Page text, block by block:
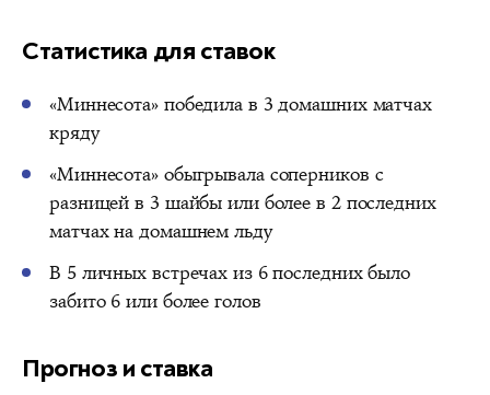
Статистика для ставок
«Миннесота» победила в 3 домашних матчах
кряду
«Миннесота» обыгрывала соперников с
разницей в 3 шайбы или более в 2 последних
матчах на домашнем льду
В 5 личных встречах из 6 последних было
забито 6 или более голов
Прогноз и ставка